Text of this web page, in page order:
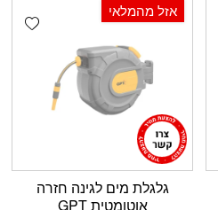
Add
אזל מהמלאי
גלגלת מים לגינה חזרה
אוטומטית GPT